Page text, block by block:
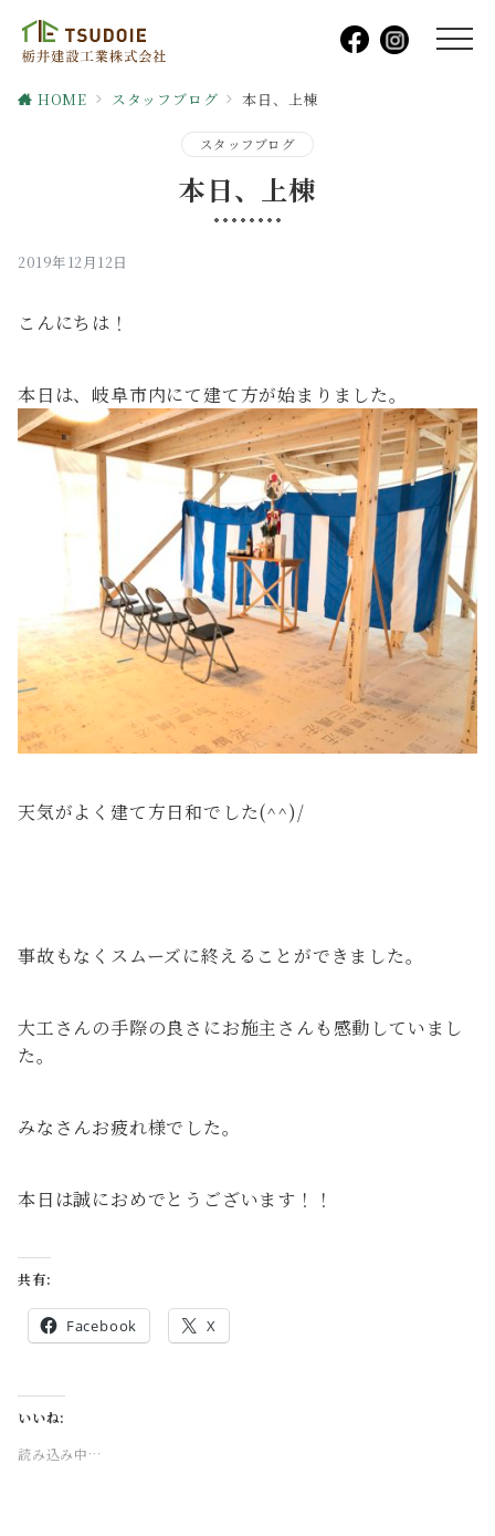
HOME スタッフブログ 本日、上棟
スタッフブログ
本日、上棟
2019年12月12日
こんにちは！
本日は、岐阜市内にて建て方が始まりました。
天気がよく建て方日和でした(^^)/
事故もなくスムーズに終えることができました。
大工さんの手際の良さにお施主さんも感動していまし
た。
みなさんお疲れ様でした。
本日は誠におめでとうございます！！
共有:
Facebook X
いいね:
読み込み中…